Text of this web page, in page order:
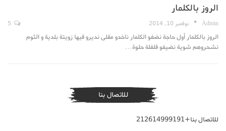
الروز بالكلمار
Admin نوفمبر 10, 2014
الروز بالكلمار أول حاجة نضفو الكلمار ناخدو مقلى نديرو فيها زويتة بلدية و الثوم
نشحروهم شوية نضيفو فلفلة حلوة…
للاتصال بنا
للاتصال بنا+212614999191